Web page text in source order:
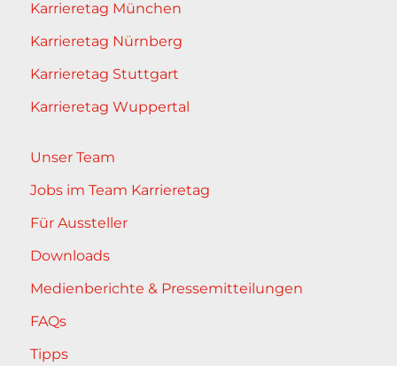
Karrieretag München
Karrieretag Nürnberg
Karrieretag Stuttgart
Karrieretag Wuppertal
Unser Team
Jobs im Team Karrieretag
Für Aussteller
Downloads
Medienberichte & Pressemitteilungen
FAQs
Tipps